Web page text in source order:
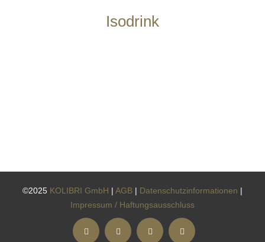
Isodrink
©2025 KOLIBRI GmbH | AGB | Datenschutzinformationen |
Impressum / Haftungsausschluss